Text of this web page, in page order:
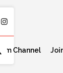
Channel